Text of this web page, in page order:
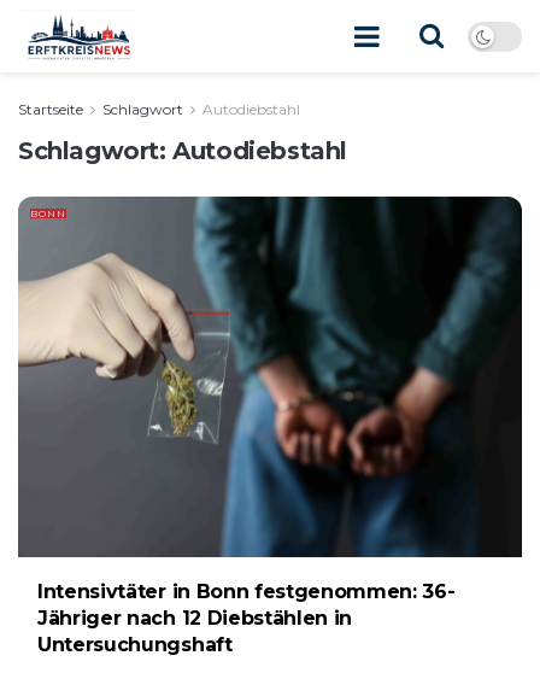
Startseite Schlagwort Autodiebstahl
Schlagwort:Autodiebstahl
BONN
Intensivtäter in Bonn festgenommen: 36-
Jähriger nach 12 Diebstählen in
Untersuchungshaft